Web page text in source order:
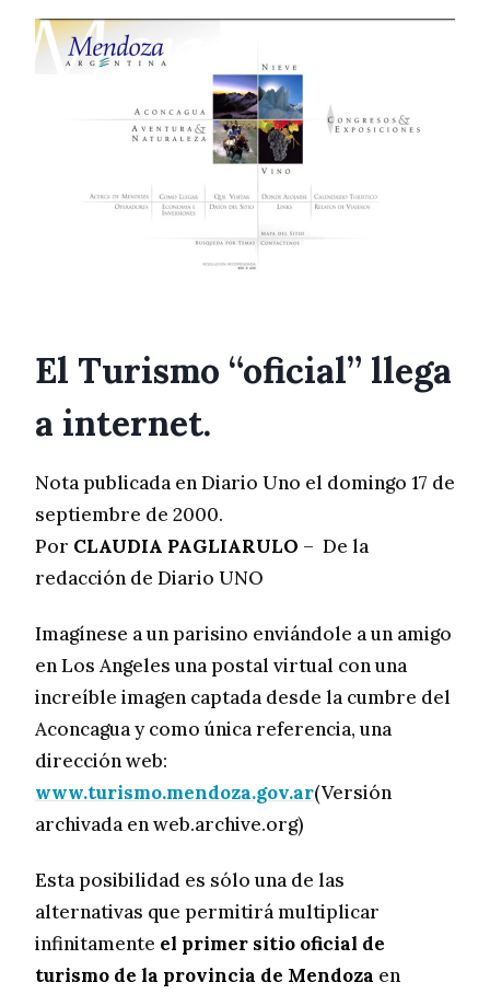
El Turismo “oficial” llega
a internet.
Nota publicada en Diario Uno el domingo 17 de
septiembre de 2000.
Por CLAUDIA PAGLIARULO – De la
redacción de Diario UNO
Imagínese a un parisino enviándole a un amigo
en Los Angeles una postal virtual con una
increíble imagen captada desde la cumbre del
Aconcagua y como única referencia, una
dirección web:
www.turismo.mendoza.gov.ar(Versión
archivada en web.archive.org)
Esta posibilidad es sólo una de las
alternativas que permitirá multiplicar
infinitamente el primer sitio oficial de
turismo de la provincia de Mendoza en